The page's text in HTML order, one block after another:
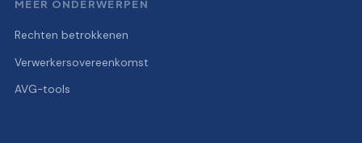
MEER ONDERWERPEN
Rechten betrokkenen
Verwerkersovereenkomst
AVG-tools